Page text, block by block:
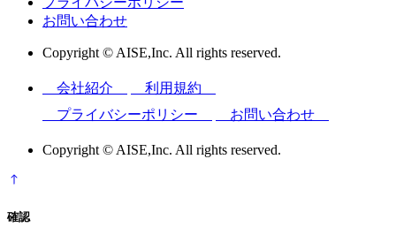
お問い合わせ
Copyright © AISE,Inc. All rights reserved.
会社紹介
利用規約
プライバシーポリシー
お問い合わせ
Copyright © AISE,Inc. All rights reserved.
確認